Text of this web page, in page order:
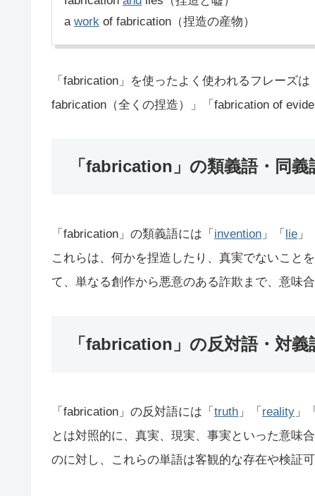
a work of fabrication（捏造の産物）
「fabrication」を使ったよく使われるフレーズ
fabrication（全くの捏造）」「fabrication of
「fabrication」の類義語・同義
「fabrication」の類義語には「 invention 」「 lie 」
これらは、何かを捏造したり、真実でないこと
て、単なる創作から悪意のある詐欺まで、意味合
「fabrication」の反対語・対義
「fabrication」の反対語には「 truth 」「 reality 」「
とは対照的に、真実、現実、事実といった意味
のに対し、これらの単語は客観的な存在や検証